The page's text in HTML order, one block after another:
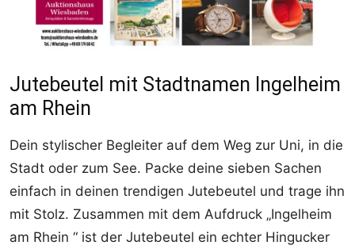
Jutebeutel mit Stadtnamen Ingelheim
am Rhein
Dein stylischer Begleiter auf dem Weg zur Uni, in die
Stadt oder zum See. Packe deine sieben Sachen
einfach in deinen trendigen Jutebeutel und trage ihn
mit Stolz. Zusammen mit dem Aufdruck „Ingelheim
am Rhein “ ist der Jutebeutel ein echter Hingucker